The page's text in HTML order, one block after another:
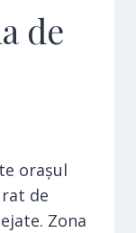
de
orașul
de
Zona